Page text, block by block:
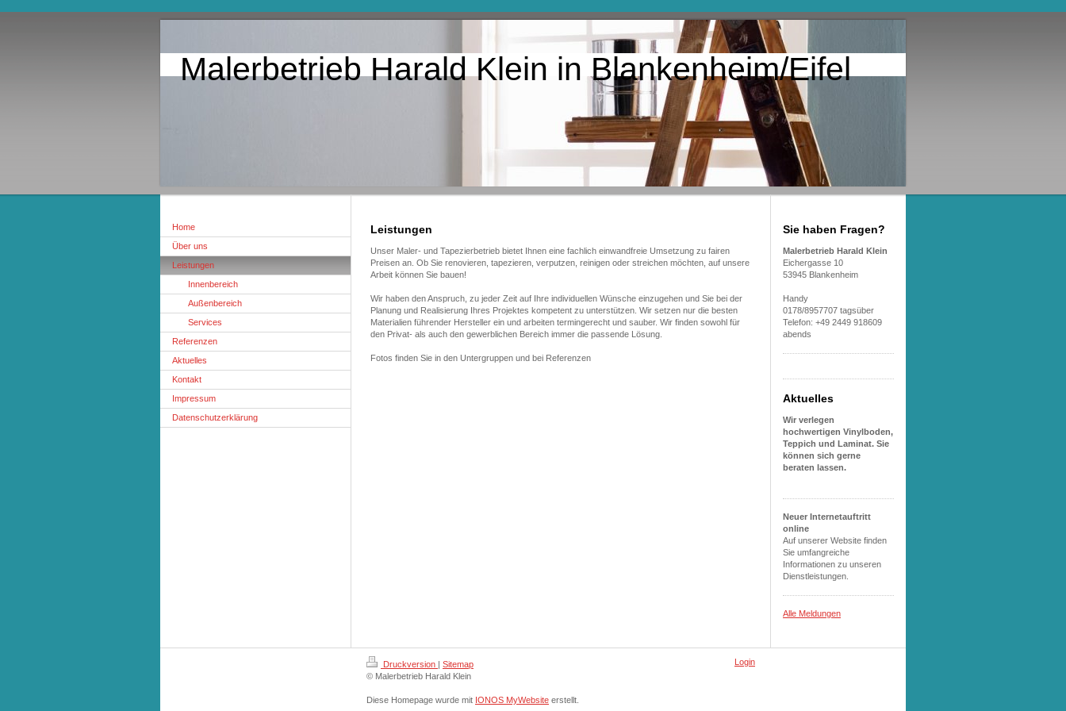
Malerbetrieb Harald Klein in Blankenheim/Eifel
Home
Über uns
Leistungen
Innenbereich
Außenbereich
Services
Referenzen
Aktuelles
Kontakt
Impressum
Datenschutzerklärung
Leistungen
Unser Maler- und Tapezierbetrieb bietet Ihnen eine fachlich einwandfreie Umsetzung zu fairen
Preisen an. Ob Sie renovieren, tapezieren, verputzen, reinigen oder streichen möchten, auf unsere
Arbeit können Sie bauen!
Wir haben den Anspruch, zu jeder Zeit auf Ihre individuellen Wünsche einzugehen und Sie bei der
Planung und Realisierung Ihres Projektes kompetent zu unterstützen. Wir setzen nur die besten
Materialien führender Hersteller ein und arbeiten termingerecht und sauber. Wir finden sowohl für
den Privat- als auch den gewerblichen Bereich immer die passende Lösung.
Fotos finden Sie in den Untergruppen und bei Referenzen
Sie haben Fragen?
Malerbetrieb Harald Klein
Eichergasse 10
53945 Blankenheim
Handy
0178/8957707 tagsüber
Telefon: +49 2449 918609
abends
Aktuelles
Wir verlegen
hochwertigen Vinylboden,
Teppich und Laminat. Sie
können sich gerne
beraten lassen.
Neuer Internetauftritt
online
Auf unserer Website finden
Sie umfangreiche
Informationen zu unseren
Dienstleistungen.
Alle Meldungen
Druckversion | Sitemap
© Malerbetrieb Harald Klein
Diese Homepage wurde mit IONOS MyWebsite erstellt.
Login